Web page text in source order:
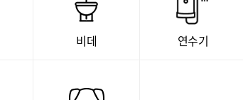
비데 연수기